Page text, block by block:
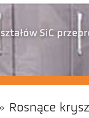
SiC
Rosnące